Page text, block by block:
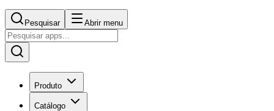
Pesquisar Abrir menu
Produto
Catálogo